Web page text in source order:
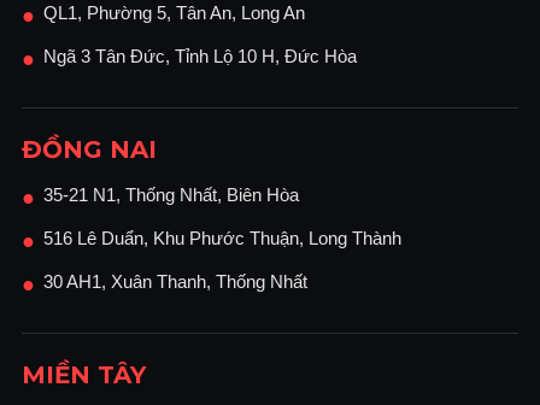
● QL1, Phường 5, Tân An, Long An
● Ngã 3 Tân Đức, Tỉnh Lộ 10 H, Đức Hòa
ĐỒNG NAI
● 35-21 N1, Thống Nhất, Biên Hòa
● 516 Lê Duẩn, Khu Phước Thuận, Long Thành
● 30 AH1, Xuân Thanh, Thống Nhất
MIỀN TÂY